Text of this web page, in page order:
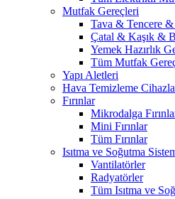
Mutfak Gereçleri
Tava & Tencere
Çatal & Kaşık &
Yemek Hazırlık
Tüm Mutfak
Yapı Aletleri
Hava Temizleme
Fırınlar
Mikrodalga
Mini Fırınlar
Tüm Fırınlar
Isıtma ve Soğutma
Vantilatörler
Radyatörler
Tüm Isıtma ve